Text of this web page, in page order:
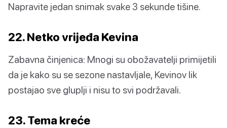
Napravite jedan snimak svake 3 sekunde tišine.
22. Netko vrijeđa Kevina
Zabavna činjenica: Mnogi su obožavatelji primijetili
da je kako su se sezone nastavljale, Kevinov lik
postajao sve gluplji i nisu to svi podržavali.
23. Tema kreće